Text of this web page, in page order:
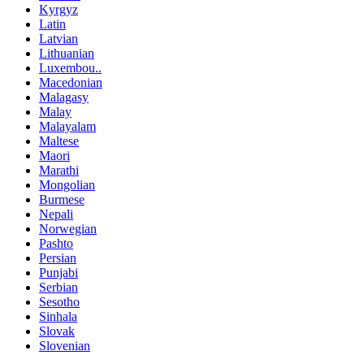
Kyrgyz
Latin
Latvian
Lithuanian
Luxembou..
Macedonian
Malagasy
Malay
Malayalam
Maltese
Maori
Marathi
Mongolian
Burmese
Nepali
Norwegian
Pashto
Persian
Punjabi
Serbian
Sesotho
Sinhala
Slovak
Slovenian